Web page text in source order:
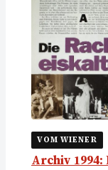
VOM WIENER
Archiv 1994: